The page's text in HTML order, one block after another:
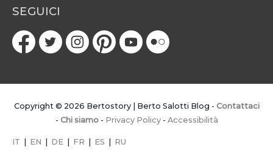
SEGUICI
Copyright © 2026 Bertostory | Berto Salotti Blog - Contattaci
- Chi siamo- Privacy Policy- Accessibilità
IT EN DE FR ES RU